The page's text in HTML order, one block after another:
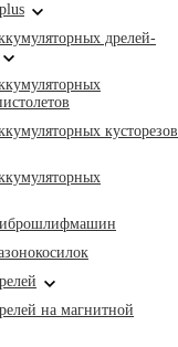
дрелей-
кусторезов
на магнитной